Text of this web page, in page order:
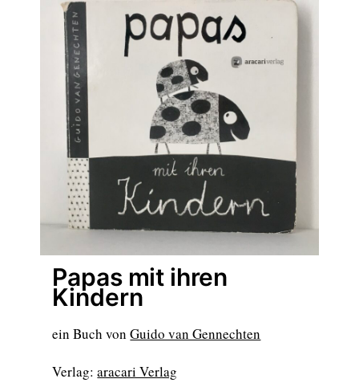
Papas mit ihren
Kindern
ein Buch vonGuido van Gennechten
Verlag:aracari Verlag